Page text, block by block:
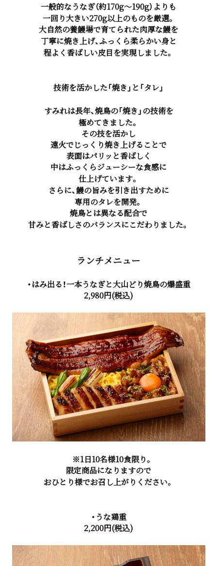
一般的なうなぎ（約170g〜190g）よりも
一回り大きい270g以上のものを厳選。
大自然の養鰻場で育てられた肉厚な鰻を
丁寧に焼き上げ、ふっくら柔らかい身と
程よく香ばしい皮目を実現しました。
技術を活かした「焼き」と「タレ」
すみれは長年、焼鳥の「焼き」の技術を
極めてきました。
その技を活かし
遠火でじっくり焼き上げることで
表面はパリッと香ばしく
中はふっくらジューシーな食感に
仕上げています。
さらに、鰻の旨みを引き出すために
専用のタレを開発。
焼鳥とは異なる配合で
甘みと香ばしさのバランスにこだわりました。
ランチメニュー
・はみ出る！一本うなぎと大山どり焼鳥の爆盛重
2,980円(税込)
※1日10名様10食限り。
限定商品になりますので
おひとり様でお召し上がりください。
・うな鶏重
2,200円(税込)